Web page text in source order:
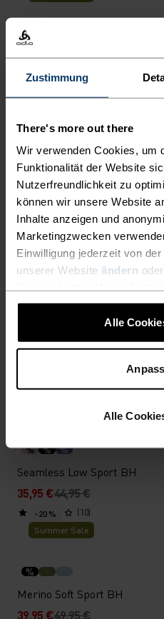
Zustimmung
There's more out there
Wir verwenden Cookies, um
Funktionalität der Website
Nutzerfreundlichkeit zu
können wir unsere Website
Inhalte anzeigen und
Marketingzwecken
Einwilligung jederzeit von der
unserer Website ändern
Alle
Alle
%
Active Light Base Layer
Shirt
Summer Sale
% %
Merino 200 Base Layer T-
Shirt
71,95 €89,95 €
-20 %
Summer Sale
% % % % % %
Sport BH
(14)
-20 %
% % %
Seamless Low Sport BH
35,95 €44,95 €
(10)
-20 %
Summer Sale
%
Merino Soft Sport BH
39,95 €49,95 €